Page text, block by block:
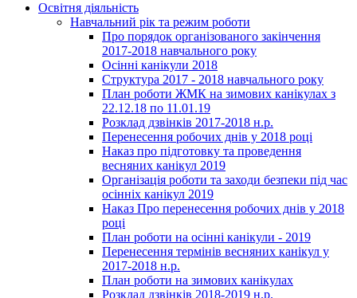
Освітня діяльність
Навчальний рік та режим роботи
Про порядок організованого закінчення
2017-2018 навчального року
Осінні канікули 2018
Структура 2017 - 2018 навчального року
План роботи ЖМК на зимових канікулах з
22.12.18 по 11.01.19
Розклад дзвінків 2017-2018 н.р.
Перенесення робочих днів у 2018 році
Наказ про підготовку та проведення
весняних канікул 2019
Організація роботи та заходи безпеки під час
осінніх канікул 2019
Наказ Про перенесення робочих днів у 2018
році
План роботи на осінні канікули - 2019
Перенесення термінів весняних канікул у
2017-2018 н.р.
План роботи на зимових канікулах
Розклад дзвінків 2018-2019 н.р.